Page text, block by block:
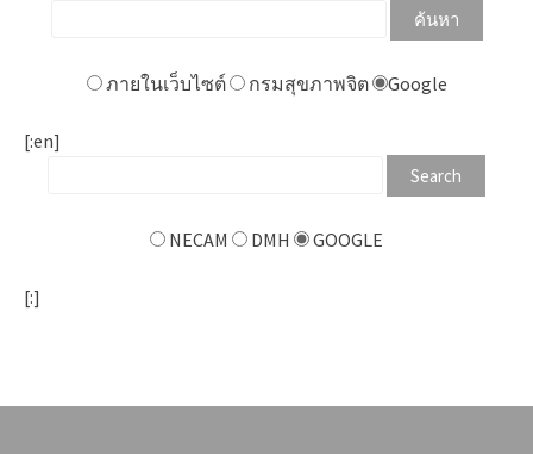
ภายในเว็บไซต์ กรมสุขภาพจิต Google
[:en]
NECAM DMH GOOGLE
[:]